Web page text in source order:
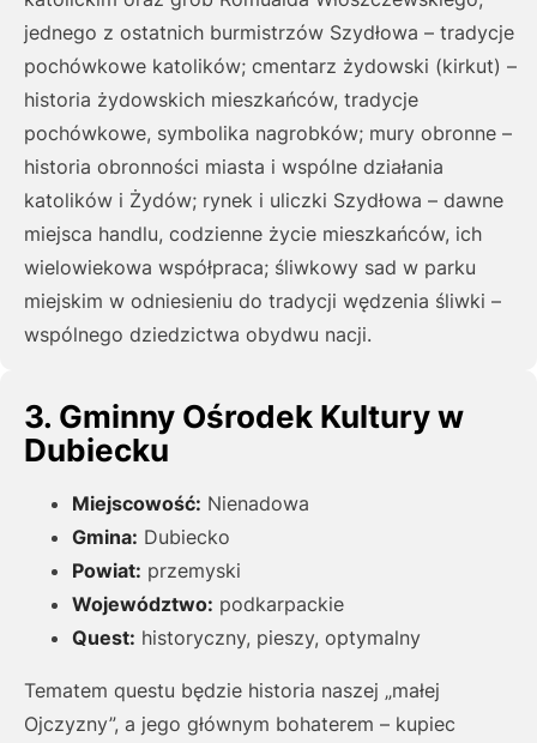
jednego z ostatnich burmistrzów Szydłowa – tradycje
pochówkowe katolików; cmentarz żydowski (kirkut) –
historia żydowskich mieszkańców, tradycje
pochówkowe, symbolika nagrobków; mury obronne –
historia obronności miasta i wspólne działania
katolików i Żydów; rynek i uliczki Szydłowa – dawne
miejsca handlu, codzienne życie mieszkańców, ich
wielowiekowa współpraca; śliwkowy sad w parku
miejskim w odniesieniu do tradycji wędzenia śliwki –
wspólnego dziedzictwa obydwu nacji.
3. Gminny Ośrodek Kultury w
Dubiecku
Miejscowość: Nienadowa
Gmina: Dubiecko
Powiat: przemyski
Województwo: podkarpackie
Quest: historyczny, pieszy, optymalny
Tematem questu będzie historia naszej „małej
Ojczyzny”, a jego głównym bohaterem – kupiec